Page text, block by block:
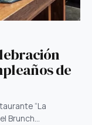
de
“La
Brunch…